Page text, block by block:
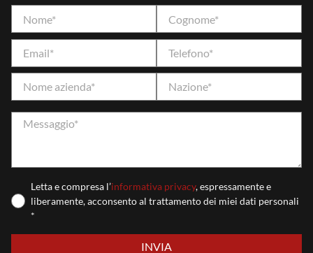
Letta e compresa l’informativa privacy, espressamente e
liberamente, acconsento al trattamento dei miei dati personali
*